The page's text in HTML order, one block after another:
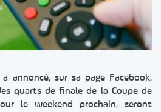
annoncé, sur sa page Facebook,
quarts de finale de la Coupe de
le weekend prochain, seront